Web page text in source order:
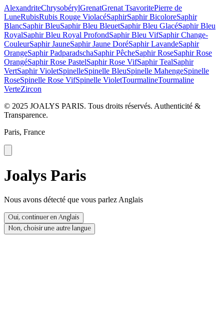
AlexandriteChrysobérylGrenatGrenat TsavoritePierre de
LuneRubisRubis Rouge ViolacéSaphirSaphir BicoloreSaphir
BlancSaphir BleuSaphir Bleu BleuetSaphir Bleu GlacéSaphir Bleu
RoyalSaphir Bleu Royal ProfondSaphir Bleu VifSaphir Change-
CouleurSaphir JauneSaphir Jaune DoréSaphir LavandeSaphir
OrangeSaphir PadparadschaSaphir PêcheSaphir RoseSaphir Rose
OrangéSaphir Rose PastelSaphir Rose VifSaphir TealSaphir
VertSaphir VioletSpinelleSpinelle BleuSpinelle MahengeSpinelle
RoseSpinelle Rose VifSpinelle VioletTourmalineTourmaline
VerteZircon
© 2025 JOALYS PARIS. Tous droits réservés. Authenticité &
Transparence.
Paris, France
Joalys Paris
Nous avons détecté que vous parlez Anglais
Oui, continuer en Anglais
Non, choisir une autre langue